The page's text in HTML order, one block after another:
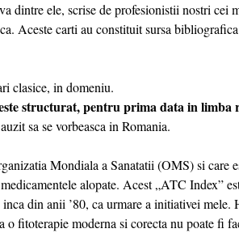
dintre ele, scrise de profesionistii nostri cei
Aceste carti au constituit sursa
clasice, in domeniu.
structurat, pentru prima data in limba
sa se vorbeasca in Romania.
Mondiala a Sanatatii (OMS) si care
alopate. Acest „ATC Index”
din anii ’80, ca urmare a initiativei mele.
fitoterapie moderna si corecta nu poate fi